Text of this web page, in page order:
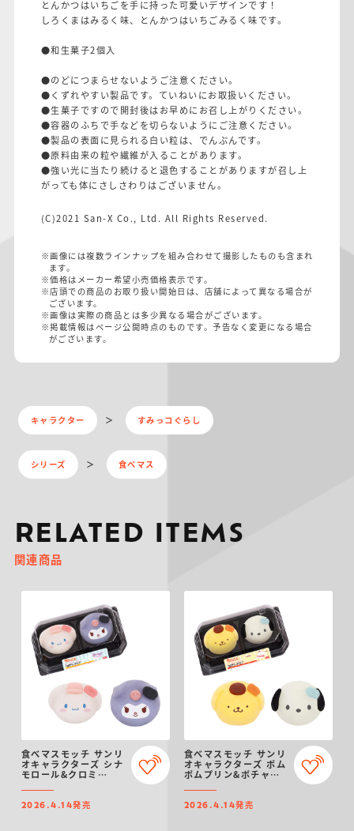
とんかつはいちごを手に持った可愛いデザインです！
しろくまはみるく味、とんかつはいちごみるく味です。
●和生菓子2個入
●のどにつまらせないようご注意ください。
●くずれやすい製品です。ていねいにお取扱いください。
●生菓子ですので開封後はお早めにお召し上がりください。
●容器のふちで手などを切らないようにご注意ください。
●製品の表面に見られる白い粒は、でんぷんです。
●原料由来の粒や繊維が入ることがあります。
●強い光に当たり続けると退色することがありますが召し上
がっても体にさしさわりはございません。
(C)2021 San-X Co., Ltd. All Rights Reserved.
※画像には複数ラインナップを組み合わせて撮影したものも含まれ
ます。
※価格はメーカー希望小売価格表示です。
※店頭での商品のお取り扱い開始日は、店舗によって異なる場合が
ございます。
※画像は実際の商品とは多少異なる場合がございます。
※掲載情報はページ公開時点のものです。予告なく変更になる場合
がございます。
キャラクター すみっコぐらし
シリーズ 食べマス
RELATED ITEMS
関連商品
食べマスモッチ サンリ
オキャラクターズ シナ
モロール&クロミ
2026.4.14発売
食べマスモッチ サンリ
オキャラクターズ ポム
ポムプリン&ポチャッ
2026.4.14発売